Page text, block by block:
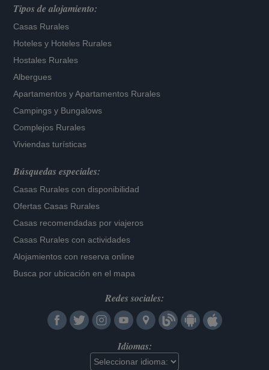
Tipos de alojamiento:
Casas Rurales
Hoteles y Hoteles Rurales
Hostales Rurales
Albergues
Apartamentos yApartamentos Rurales
Campings y Bungalows
Complejos Rurales
Viviendas turísticas
Búsquedas especiales:
Casas Rurales con disponibilidad
Ofertas Casas Rurales
Casas recomendadas por viajeros
Casas Rurales con actividades
Alojamientos con reserva online
Busca por ubicación en el mapa
Redes sociales:
Idiomas: